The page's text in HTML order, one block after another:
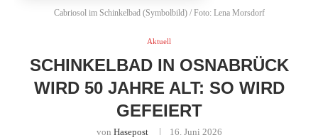
Cabriosol im Schinkelbad (Symbolbild) / Foto: Lena Morsdorf
Aktuell
SCHINKELBAD IN OSNABRÜCK
WIRD 50 JAHRE ALT: SO WIRD
GEFEIERT
von Hasepost 16. Juni 2026